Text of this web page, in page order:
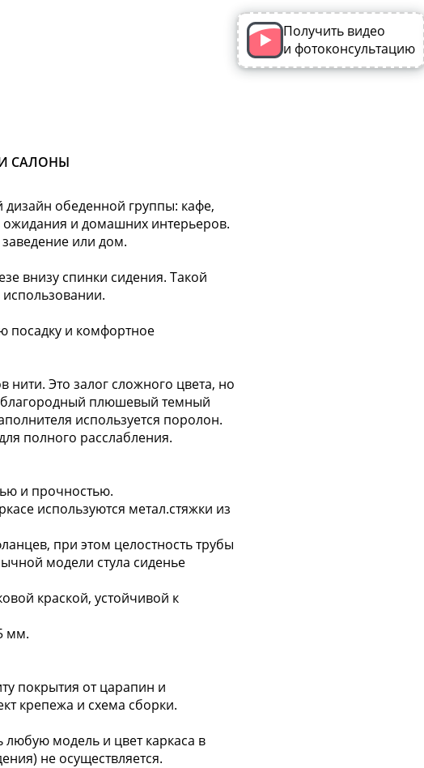
САЛОНЫ
обеденной группы: кафе,
и домашних интерьеров.
или дом.
внизу спинки сидения. Такой
использовании.
и комфортное
Это залог сложного цвета, но
благородный плюшевый темный
используется поролон.
полного расслабления.
и прочностью.
используются метал.стяжки из
при этом целостность трубы
модели стула сиденье
краской, устойчивой к
мм.
покрытия от царапин и
крепежа и схема сборки.
модель и цвет каркаса в
не осуществляется.
Получить видео
и фотоконсультацию